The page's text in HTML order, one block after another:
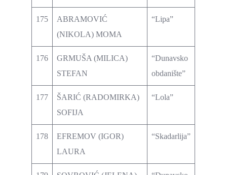
175
ABRAMOVIĆ
(NIKOLA) MOMA
“Lipa”
176
GRMUŠA (MILICA)
STEFAN
“Dunavsko
obdanište”
177
ŠARIĆ (RADOMIRKA)
SOFIJA
“Lola”
178
EFREMOV (IGOR)
LAURA
“Skadarlija”